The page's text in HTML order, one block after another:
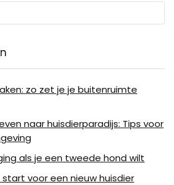
zo zet je je buitenruimte
naar huisdierparadijs: Tips voor
als je een tweede hond wilt
voor een nieuw huisdier